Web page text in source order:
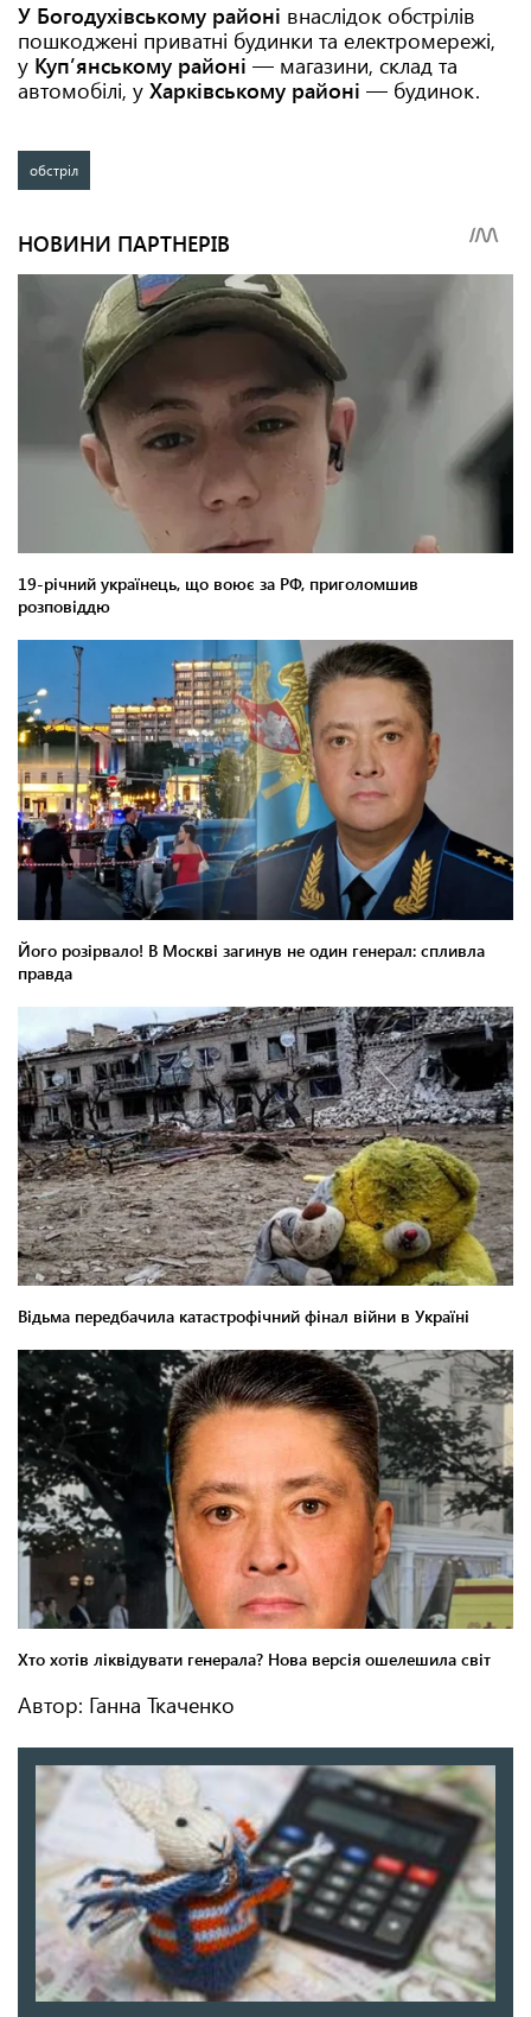
У Богодухівському районі внаслідок обстрілів
пошкоджені приватні будинки та електромережі,
у Куп’янському районі — магазини, склад та
автомобілі, у Харківському районі — будинок.
обстріл
Автор: Ганна Ткаченко